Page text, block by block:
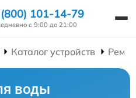
101-14-79
с 9:00 до 21:00
Каталог устройств
воды